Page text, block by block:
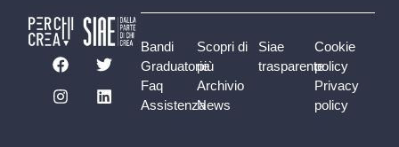
Bandi
Graduatorie
Faq
Assistenza
Scopri di
più
Archivio
News
Siae
trasparente
Cookie
policy
Privacy
policy